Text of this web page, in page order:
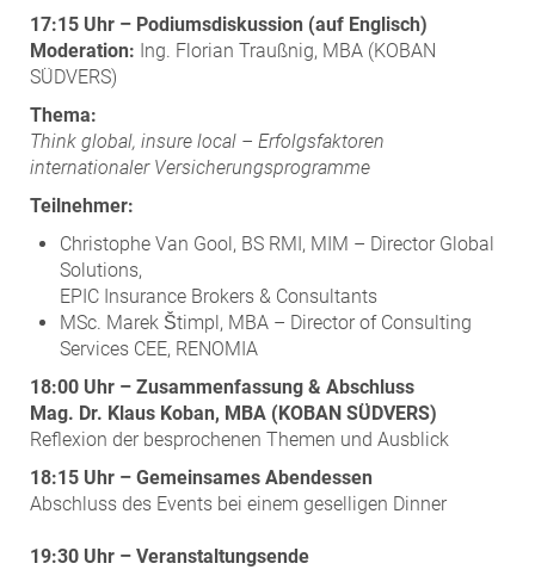
17:15 Uhr – Podiumsdiskussion (auf Englisch)
Moderation: Ing. Florian Traußnig, MBA (KOBAN
SÜDVERS)
Thema:
Think global, insure local – Erfolgsfaktoren
internationaler Versicherungsprogramme
Teilnehmer:
Christophe Van Gool, BS RMI, MIM – Director Global
Solutions,
EPIC Insurance Brokers & Consultants
MSc. Marek Štimpl, MBA – Director of Consulting
Services CEE, RENOMIA
18:00 Uhr – Zusammenfassung & Abschluss
Mag. Dr. Klaus Koban, MBA (KOBAN SÜDVERS)
Reflexion der besprochenen Themen und Ausblick
18:15 Uhr – Gemeinsames Abendessen
Abschluss des Events bei einem geselligen Dinner
19:30 Uhr – Veranstaltungsende